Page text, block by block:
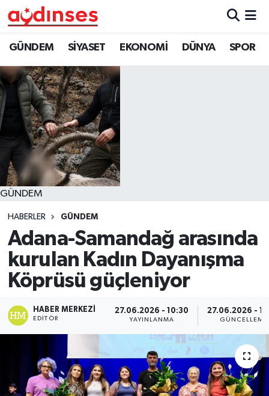
GÜNDEM SİYASET EKONOMİ DÜNYA SPOR
GÜNDEM
HABERLER GÜNDEM
Adana-Samandağ arasında
kurulan Kadın Dayanışma
Köprüsü güçleniyor
HABER MERKEZI
EDITÖR
27.06.2026 - 10:30
YAYINLANMA
27.06.2026 -
GÜNCELLEME
GÜNDEM
SİYASET
EKONOMİ
DÜNYA
SPOR
MAGAZİN
YAŞAM
Nöbetçi Eczaneler
Hava Durumu
Aydin Namaz Vakitleri
Trafik Durumu
Süper Lig Puan Durumu ve Fikstür
Tüm Manşetler
Son Dakika Haberleri
Haber Arşivi